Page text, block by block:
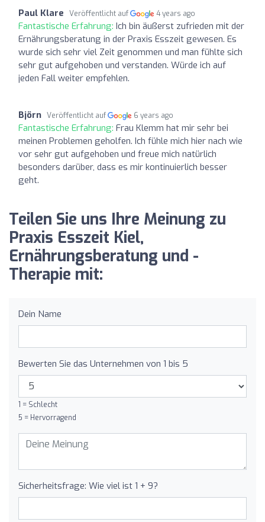
Paul Klare Veröffentlicht auf 4 years ago
Fantastische Erfahrung: Ich bin äußerst zufrieden mit der
Ernährungsberatung in der Praxis Esszeit gewesen. Es
wurde sich sehr viel Zeit genommen und man fühlte sich
sehr gut aufgehoben und verstanden. Würde ich auf
jeden Fall weiter empfehlen.
Björn Veröffentlicht auf 6 years ago
Fantastische Erfahrung: Frau Klemm hat mir sehr bei
meinen Problemen geholfen. Ich fühle mich hier nach wie
vor sehr gut aufgehoben und freue mich natürlich
besonders darüber, dass es mir kontinuierlich besser
geht.
Teilen Sie uns Ihre Meinung zu
Praxis Esszeit Kiel,
Ernährungsberatung und -
Therapie mit:
Dein Name
Bewerten Sie das Unternehmen von 1 bis 5
1 = Schlecht
5 = Hervorragend
Sicherheitsfrage: Wie viel ist 1 + 9?